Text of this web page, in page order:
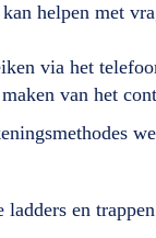
helpen met
via het
van het
en